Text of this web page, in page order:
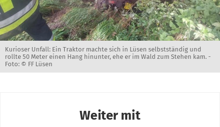
Kurioser Unfall: Ein Traktor machte sich in Lüsen selbstständig und
rollte 50 Meter einen Hang hinunter, ehe er im Wald zum Stehen kam. -
Foto: © FF Lüsen